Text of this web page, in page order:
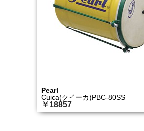
Pearl
Cuica(クイーカ)PBC-80SS
￥18857